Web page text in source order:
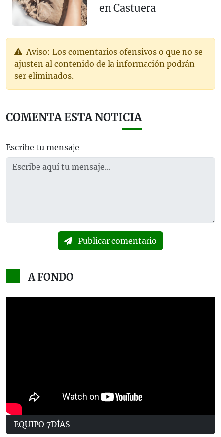
en Castuera
Aviso: Los comentarios ofensivos o que no se
ajusten al contenido de la información podrán
ser eliminados.
COMENTA ESTA NOTICIA
Escribe tu mensaje
Publicar comentario
A FONDO
EQUIPO 7DÍAS